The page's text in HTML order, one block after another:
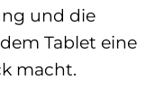
und die
Tablet eine
macht.